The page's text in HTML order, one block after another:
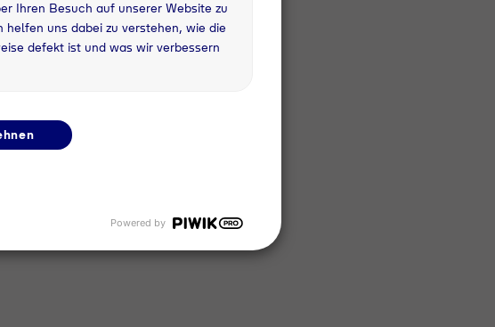
Ihren Besuch auf unserer Website zu
helfen uns dabei zu verstehen, wie die
defekt ist und was wir verbessern
Powered by